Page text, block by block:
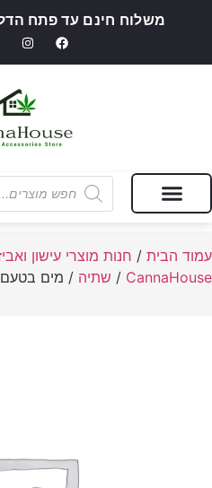
משלוח חינם עד פתח הדלת
עמוד הבית / חנות מוצרי עישון
CannaHouse
/ שתיה / מים בטעם